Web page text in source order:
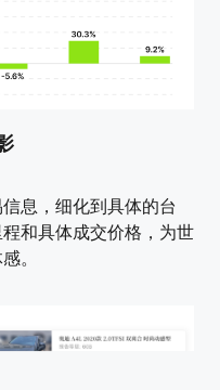
息，细化到具体的台
和具体成交价格，为世
。